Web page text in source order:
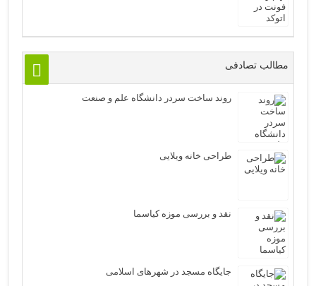
مطالب تصادفی
روند ساخت سردر دانشگاه علم و صنعت
طراحی خانه ویلایی
نقد و بررسی موزه کیاسما
جایگاه مسجد در شهرهای اسلامی